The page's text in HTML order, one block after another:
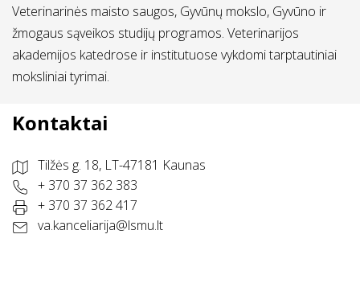
Veterinarinės maisto saugos, Gyvūnų mokslo, Gyvūno ir
žmogaus sąveikos studijų programos. Veterinarijos
akademijos katedrose ir institutuose vykdomi tarptautiniai
moksliniai tyrimai.
Kontaktai
Tilžės g. 18, LT-47181 Kaunas
+ 370 37 362 383
+ 370 37 362 417
va.kanceliarija@lsmu.lt